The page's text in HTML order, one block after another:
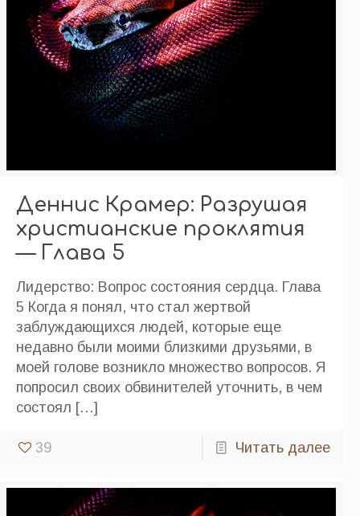
Деннис Крамер: Разрушая
христианские проклятия
— Глава 5
Лидерство: Вопрос состояния сердца. Глава
5 Когда я понял, что стал жертвой
заблуждающихся людей, которые еще
недавно были моими близкими друзьями, в
моей голове возникло множество вопросов. Я
попросил своих обвинителей уточнить, в чем
состоял […]
39 Читать далее